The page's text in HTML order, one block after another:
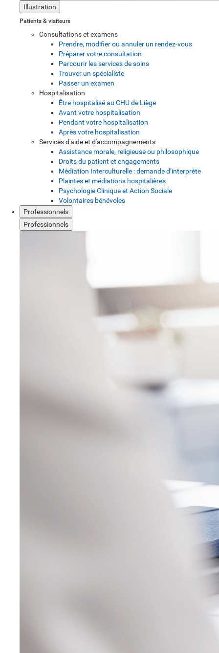
Illustration
Patients & visiteurs
Consultations et examens
Prendre, modifier ou annuler un rendez-vous
Préparer votre consultation
Parcourir les services de soins
Trouver un spécialiste
Passer un examen
Hospitalisation
Être hospitalisé au CHU de Liège
Avant votre hospitalisation
Pendant votre hospitalisation
Après votre hospitalisation
Services d'aide et d'accompagnements
Assistance morale, religieuse ou philosophique
Droits du patient et engagements
Médiation Interculturelle : demande d’interprète
Plaintes et médiations hospitalières
Psychologie Clinique et Action Sociale
Volontaires bénévoles
Professionnels
Professionnels